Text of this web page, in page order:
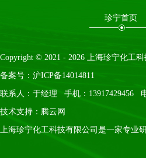
珍宁首页
Copyright © 2021 - 2026 上海珍宁化工
备案号： 沪ICP备14014811
联系人：于经理 手机：13917429456
技术支持： 腾云网
上海珍宁化工科技有限公司是一家专业